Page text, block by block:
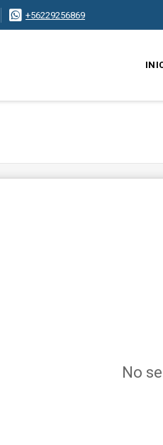
+56229256869
No